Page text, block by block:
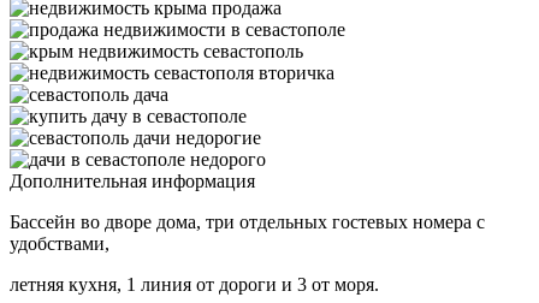
Дополнительная информация
Бассейн во дворе дома, три отдельных гостевых номера с
удобствами,
летняя кухня, 1 линия от дороги и 3 от моря.